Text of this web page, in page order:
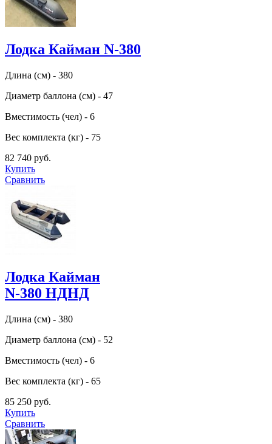
Лодка Кайман N-380
Длина (см) - 380
Диаметр баллона (см) - 47
Вместимость (чел) - 6
Вес комплекта (кг) - 75
82 740 руб.
Купить
Сравнить
Лодка Кайман
N-380 НДНД
Длина (см) - 380
Диаметр баллона (см) - 52
Вместимость (чел) - 6
Вес комплекта (кг) - 65
85 250 руб.
Купить
Сравнить